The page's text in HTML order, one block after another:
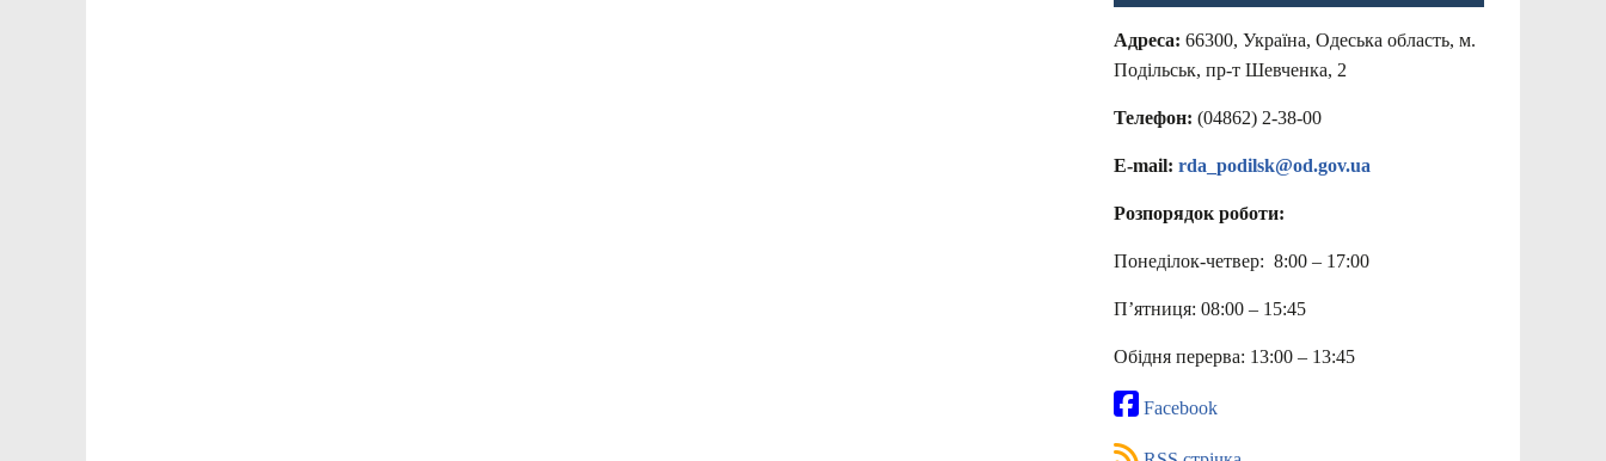
Адреса: 66300, Україна, Одеська область, м.
Подільськ, пр-т Шевченка, 2
Телефон: (04862) 2-38-00
E-mail: rda_podilsk@od.gov.ua
Розпорядок роботи:
Понеділок-четвер: 8:00 – 17:00
П’ятниця: 08:00 – 15:45
Обідня перерва: 13:00 – 13:45
Facebook